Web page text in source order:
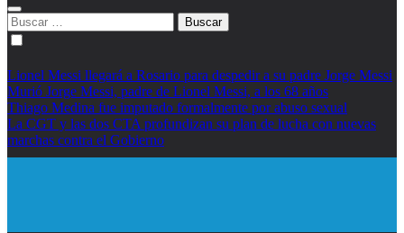
Buscar:
Lionel Messi llegará a Rosario para despedir a su padre Jorge Messi
Murió Jorge Messi, padre de Lionel Messi, a los 68 años
Thiago Medina fue imputado formalmente por abuso sexual
La CGT y las dos CTA profundizan su plan de lucha con nuevas
marchas contra el Gobierno